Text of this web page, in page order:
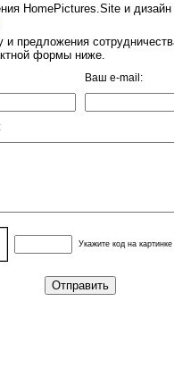
HomePictures.Site и дизайн
и предложения
формы ниже.
Ваш e-mail:
Укажите код на картинке